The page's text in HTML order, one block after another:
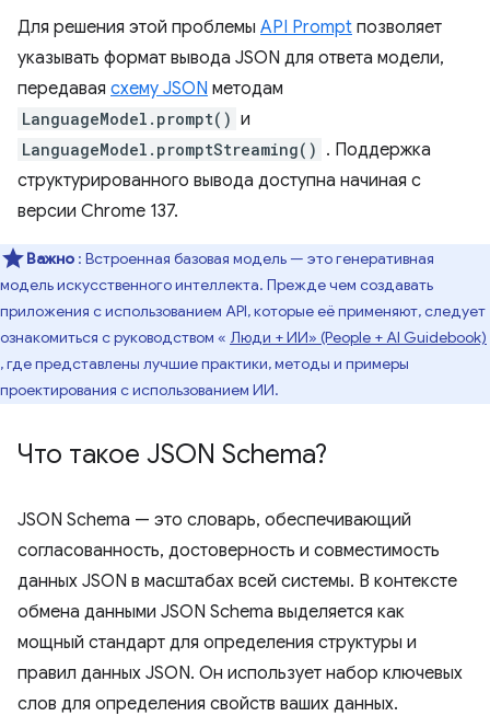
Для решения этой проблемы API Prompt позволяет
указывать формат вывода JSON для ответа модели,
передавая схему JSON методам
LanguageModel.prompt() и
LanguageModel.promptStreaming() . Поддержка
структурированного вывода доступна начиная с
версии Chrome 137.
Важно : Встроенная базовая модель — это генеративная
модель искусственного интеллекта. Прежде чем создавать
приложения с использованием API, которые её применяют, следует
ознакомиться с руководством « Люди + ИИ» (People + AI Guidebook)
, где представлены лучшие практики, методы и примеры
проектирования с использованием ИИ.
Что такое JSON Schema?
JSON Schema — это словарь, обеспечивающий
согласованность, достоверность и совместимость
данных JSON в масштабах всей системы. В контексте
обмена данными JSON Schema выделяется как
мощный стандарт для определения структуры и
правил данных JSON. Он использует набор ключевых
слов для определения свойств ваших данных.